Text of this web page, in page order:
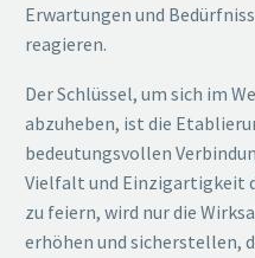
Erwartungen und
reagieren.
Der Schlüssel, um sich im
abzuheben, ist die
bedeutungsvollen
Vielfalt und Einzigartigkeit
zu feiern, wird nur die
erhöhen und sicherstellen,